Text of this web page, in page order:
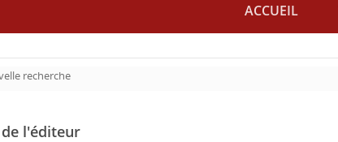
ACCUEIL
recherche
l'éditeur